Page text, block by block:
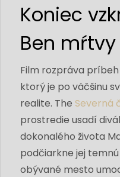
Koniec
Ben
Film rozpráva
ktorý je po väčšinu
realite. The Severná
prostredie usadí
dokonalého života
podčiarkne jej
obývané mesto